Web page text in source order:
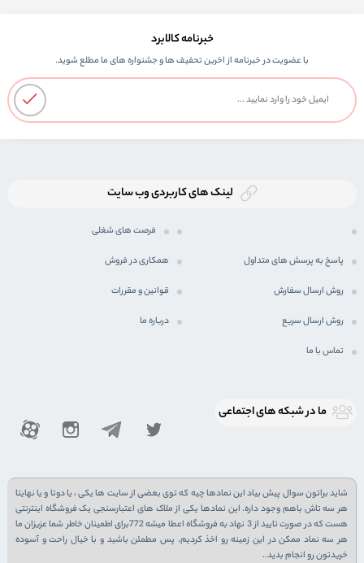
خبرنامه کالابرد
با عضویت در خبرنامه از اخرین تحفیف ها و جشنواره های ما مطلع شوید.
لینک های کاربردی وب سایت
فرصت های شغلی
پاسخ به پرسش های متداول همکاری در فروش
روش ارسال سفارش قوانین و مقررات
روش ارسال سریع درباره ما
تماس با ما
ما در شبكه های اجتماعی
شاید براتون سوال پیش بیاد این نمادها چیه که توی بعضی از سایت ها یکی ، یا دوتا و یا نهایتا
هر سه تاش باهم وجود داره. این نمادها یکی از ملاک های اعتبارسنجی یک فروشگاه اینترنتی
هست که در صورت تایید از 3 نهاد به فروشگاه اعطا میشه 772برای اطمینان خاطر شما عزیزان ما
هر سه نماد ممکن در این زمینه رو اخذ کردیم. پس مطمئن باشید و با خیال راحت و آسوده
خریدتون رو انجام بدید..